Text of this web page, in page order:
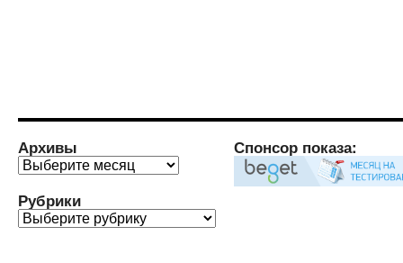
Архивы
Архивы
Рубрики
Рубрики
Спонсор показа: